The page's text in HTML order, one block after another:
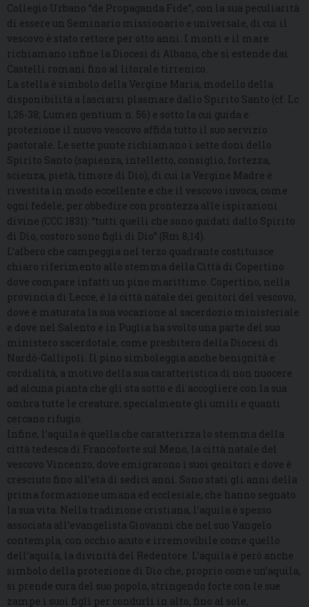
Collegio Urbano “de Propaganda Fide”, con la sua peculiarità
di essere un Seminario missionario e universale, di cui il
vescovo è stato rettore per otto anni. I monti e il mare
richiamano infine la Diocesi di Albano, che si estende dai
Castelli romani fino al litorale tirrenico.
La stella è simbolo della Vergine Maria, modello della
disponibilità a lasciarsi plasmare dallo Spirito Santo (cf. Lc
1,26-38; Lumen gentium n. 56) e sotto la cui guida e
protezione il nuovo vescovo affida tutto il suo servizio
pastorale. Le sette punte richiamano i sette doni dello
Spirito Santo (sapienza, intelletto, consiglio, fortezza,
scienza, pietà, timore di Dio), di cui la Vergine Madre è
rivestita in modo eccellente e che il vescovo invoca, come
ogni fedele, per obbedire con prontezza alle ispirazioni
divine (CCC 1831): “tutti quelli che sono guidati dallo Spirito
di Dio, costoro sono figli di Dio” (Rm 8,14).
L’albero che campeggia nel terzo quadrante costituisce
chiaro riferimento allo stemma della Città di Copertino
dove compare infatti un pino marittimo. Copertino, nella
provincia di Lecce, è la città natale dei genitori del vescovo,
dove è maturata la sua vocazione al sacerdozio ministeriale
e dove nel Salento e in Puglia ha svolto una parte del suo
ministero sacerdotale, come presbitero della Diocesi di
Nardò-Gallipoli. Il pino simboleggia anche benignità e
cordialità, a motivo della sua caratteristica di non nuocere
ad alcuna pianta che gli sta sotto e di accogliere con la sua
ombra tutte le creature, specialmente gli umili e quanti
cercano rifugio.
Infine, l’aquila è quella che caratterizza lo stemma della
città tedesca di Francoforte sul Meno, la città natale del
vescovo Vincenzo, dove emigrarono i suoi genitori e dove è
cresciuto fino all’età di sedici anni. Sono stati gli anni della
prima formazione umana ed ecclesiale, che hanno segnato
la sua vita. Nella tradizione cristiana, l’aquila è spesso
associata all’evangelista Giovanni che nel suo Vangelo
contempla, con occhio acuto e irremovibile come quello
dell’aquila, la divinità del Redentore. L’aquila è però anche
simbolo della protezione di Dio che, proprio come un’aquila,
si prende cura del suo popolo, stringendo forte con le sue
zampe i suoi figli per condurli in alto, fino al sole,